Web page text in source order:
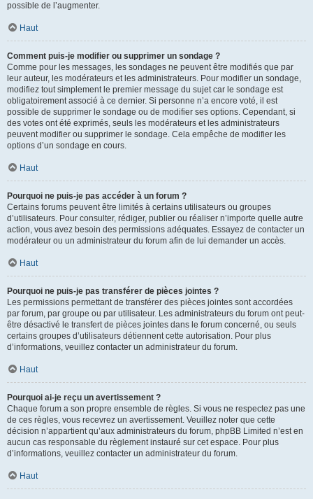
possible de l’augmenter.
Haut
Comment puis-je modifier ou supprimer un sondage ?
Comme pour les messages, les sondages ne peuvent être modifiés que par
leur auteur, les modérateurs et les administrateurs. Pour modifier un sondage,
modifiez tout simplement le premier message du sujet car le sondage est
obligatoirement associé à ce dernier. Si personne n’a encore voté, il est
possible de supprimer le sondage ou de modifier ses options. Cependant, si
des votes ont été exprimés, seuls les modérateurs et les administrateurs
peuvent modifier ou supprimer le sondage. Cela empêche de modifier les
options d’un sondage en cours.
Haut
Pourquoi ne puis-je pas accéder à un forum ?
Certains forums peuvent être limités à certains utilisateurs ou groupes
d’utilisateurs. Pour consulter, rédiger, publier ou réaliser n’importe quelle autre
action, vous avez besoin des permissions adéquates. Essayez de contacter un
modérateur ou un administrateur du forum afin de lui demander un accès.
Haut
Pourquoi ne puis-je pas transférer de pièces jointes ?
Les permissions permettant de transférer des pièces jointes sont accordées
par forum, par groupe ou par utilisateur. Les administrateurs du forum ont peut-
être désactivé le transfert de pièces jointes dans le forum concerné, ou seuls
certains groupes d’utilisateurs détiennent cette autorisation. Pour plus
d’informations, veuillez contacter un administrateur du forum.
Haut
Pourquoi ai-je reçu un avertissement ?
Chaque forum a son propre ensemble de règles. Si vous ne respectez pas une
de ces règles, vous recevrez un avertissement. Veuillez noter que cette
décision n’appartient qu’aux administrateurs du forum, phpBB Limited n’est en
aucun cas responsable du règlement instauré sur cet espace. Pour plus
d’informations, veuillez contacter un administrateur du forum.
Haut